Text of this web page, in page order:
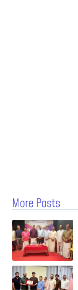
More Posts